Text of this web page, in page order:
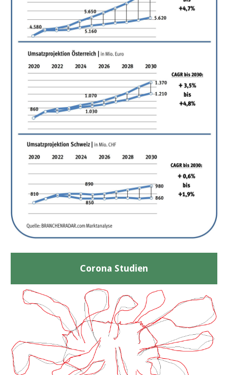
Corona Studien